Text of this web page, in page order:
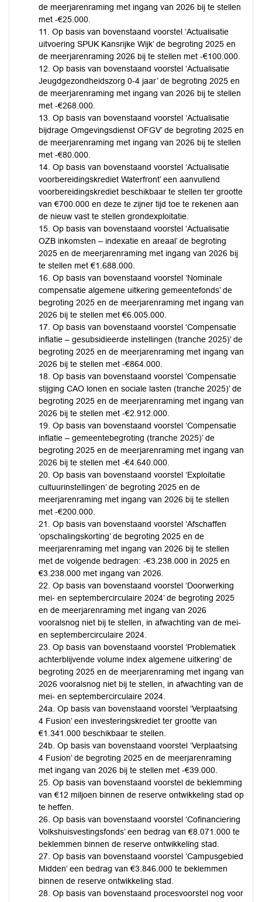
de meerjarenraming met ingang van 2026 bij te stellen
met -€25.000.
11. Op basis van bovenstaand voorstel ‘Actualisatie
uitvoering SPUK Kansrijke Wijk’ de begroting 2025 en
de meerjarenraming 2026 bij te stellen met -€100.000.
12. Op basis van bovenstaand voorstel ‘Actualisatie
Jeugdgezondheidszorg 0-4 jaar’ de begroting 2025 en
de meerjarenraming met ingang van 2026 bij te stellen
met -€268.000.
13. Op basis van bovenstaand voorstel ‘Actualisatie
bijdrage Omgevingsdienst OFGV’ de begroting 2025 en
de meerjarenraming met ingang van 2026 bij te stellen
met -€80.000.
14. Op basis van bovenstaand voorstel ‘Actualisatie
voorbereidingskrediet Waterfront’ een aanvullend
voorbereidingskrediet beschikbaar te stellen ter grootte
van €700.000 en deze te zijner tijd toe te rekenen aan
de nieuw vast te stellen grondexploitatie.
15. Op basis van bovenstaand voorstel ‘Actualisatie
OZB inkomsten – indexatie en areaal’ de begroting
2025 en de meerjarenraming met ingang van 2026 bij
te stellen met €1.688.000.
16. Op basis van bovenstaand voorstel ‘Nominale
compensatie algemene uitkering gemeentefonds’ de
begroting 2025 en de meerjarenraming met ingang van
2026 bij te stellen met €6.005.000.
17. Op basis van bovenstaand voorstel ‘Compensatie
inflatie – gesubsidieerde instellingen (tranche 2025)’ de
begroting 2025 en de meerjarenraming met ingang van
2026 bij te stellen met -€864.000.
18. Op basis van bovenstaand voorstel ‘Compensatie
stijging CAO lonen en sociale lasten (tranche 2025)’ de
begroting 2025 en de meerjarenraming met ingang van
2026 bij te stellen met -€2.912.000.
19. Op basis van bovenstaand voorstel ‘Compensatie
inflatie – gemeentebegroting (tranche 2025)’ de
begroting 2025 en de meerjarenraming met ingang van
2026 bij te stellen met -€4.640.000.
20. Op basis van bovenstaand voorstel ‘Exploitatie
cultuurinstellingen’ de begroting 2025 en de
meerjarenraming met ingang van 2026 bij te stellen
met -€200.000.
21. Op basis van bovenstaand voorstel ‘Afschaffen
‘opschalingskorting’ de begroting 2025 en de
meerjarenraming met ingang van 2026 bij te stellen
met de volgende bedragen: -€3.238.000 in 2025 en
€3.238.000 met ingang van 2026.
22. Op basis van bovenstaand voorstel ‘Doorwerking
mei- en septembercirculaire 2024’ de begroting 2025
en de meerjarenraming met ingang van 2026
vooralsnog niet bij te stellen, in afwachting van de mei-
en septembercirculaire 2024.
23. Op basis van bovenstaand voorstel ‘Problematiek
achterblijvende volume index algemene uitkering’ de
begroting 2025 en de meerjarenraming met ingang van
2026 vooralsnog niet bij te stellen, in afwachting van de
mei- en septembercirculaire 2024.
24a. Op basis van bovenstaand voorstel ‘Verplaatsing
4 Fusion’ een investeringskrediet ter grootte van
€1.341.000 beschikbaar te stellen.
24b. Op basis van bovenstaand voorstel ‘Verplaatsing
4 Fusion’ de begroting 2025 en de meerjarenraming
met ingang van 2026 bij te stellen met -€39.000.
25. Op basis van bovenstaand voorstel de beklemming
van €12 miljoen binnen de reserve ontwikkeling stad op
te heffen.
26. Op basis van bovenstaand voorstel ‘Cofinanciering
Volkshuisvestingsfonds’ een bedrag van €8.071.000 te
beklemmen binnen de reserve ontwikkeling stad.
27. Op basis van bovenstaand voorstel ‘Campusgebied
Midden’ een bedrag van €3.846.000 te beklemmen
binnen de reserve ontwikkeling stad.
28. Op basis van bovenstaand procesvoorstel nog voor